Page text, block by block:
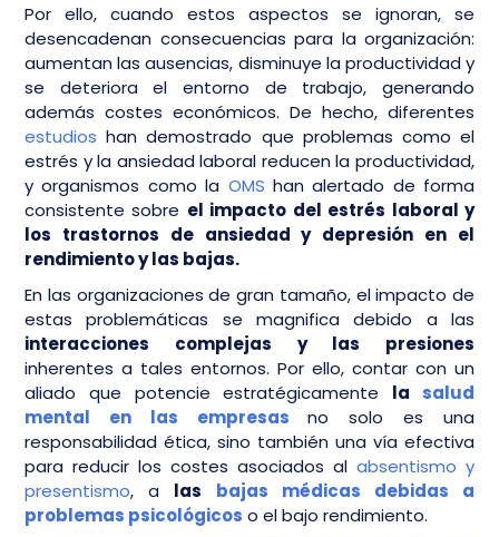
Por ello, cuando estos aspectos se ignoran, se
desencadenan consecuencias para la organización:
aumentan las ausencias, disminuye la productividad y
se deteriora el entorno de trabajo, generando
además costes económicos. De hecho, diferentes
estudios han demostrado que problemas como el
estrés y la ansiedad laboral reducen la productividad,
y organismos como la OMS han alertado de forma
consistente sobre el impacto del estrés laboral y
los trastornos de ansiedad y depresión en el
rendimiento y las bajas.
En las organizaciones de gran tamaño, el impacto de
estas problemáticas se magnifica debido a las
interacciones complejas y las presiones
inherentes a tales entornos. Por ello, contar con un
aliado que potencie estratégicamente la salud
mental en las empresas
no solo es una
responsabilidad ética, sino también una vía efectiva
para reducir los costes asociados al absentismo y
presentismo, a las bajas médicas debidas a
problemas psicológicos o el bajo rendimiento.